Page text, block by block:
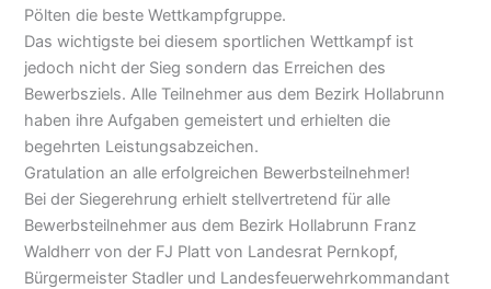
Pölten die beste Wettkampfgruppe.
Das wichtigste bei diesem sportlichen Wettkampf ist
jedoch nicht der Sieg sondern das Erreichen des
Bewerbsziels. Alle Teilnehmer aus dem Bezirk Hollabrunn
haben ihre Aufgaben gemeistert und erhielten die
begehrten Leistungsabzeichen.
Gratulation an alle erfolgreichen Bewerbsteilnehmer!
Bei der Siegerehrung erhielt stellvertretend für alle
Bewerbsteilnehmer aus dem Bezirk Hollabrunn Franz
Waldherr von der FJ Platt von Landesrat Pernkopf,
Bürgermeister Stadler und Landesfeuerwehrkommandant